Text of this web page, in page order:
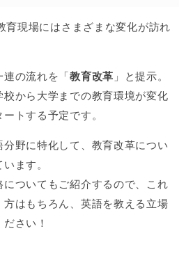
育現場にはさまざまな変化が訪れ
連の流れを「教育改革 」と提示。
から大学までの教育環境が変化
トする予定です。
分野に特化して、教育改革につい
ます。
ついてもご紹介するので、これ
はもちろん、英語を教える立場
さい！